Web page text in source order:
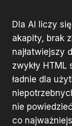
Dla AI liczy
akapity, brak
najłatwiejszy
zwykły
ładnie dla
nie
co